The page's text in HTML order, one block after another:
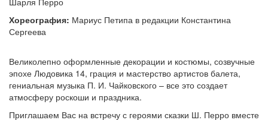
Хореография: Мариус Петипа в редакции Константина
Сергеева
Великолепно оформленные декорации и костюмы, созвучные
эпохе Людовика 14, грация и мастерство артистов балета,
гениальная музыка П. И. Чайковского – все это создает
атмосферу роскоши и праздника.
Приглашаем Вас на встречу с героями сказки Ш. Перро вместе